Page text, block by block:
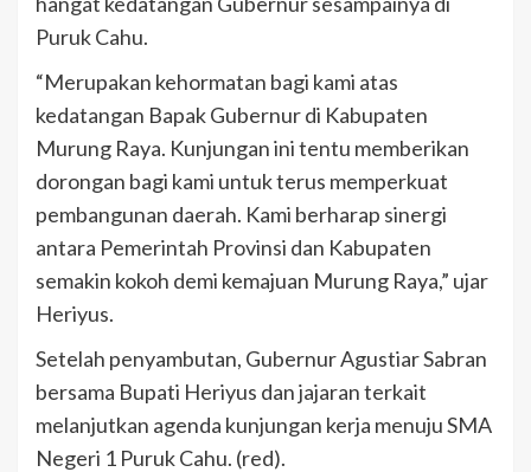
Puruk Cahu.
“Merupakan kehormatan bagi kami atas
kedatangan Bapak Gubernur di Kabupaten
Murung Raya. Kunjungan ini tentu memberikan
dorongan bagi kami untuk terus memperkuat
pembangunan daerah. Kami berharap sinergi
antara Pemerintah Provinsi dan Kabupaten
semakin kokoh demi kemajuan Murung Raya,” ujar
Heriyus.
Setelah penyambutan, Gubernur Agustiar Sabran
bersama Bupati Heriyus dan jajaran terkait
melanjutkan agenda kunjungan kerja menuju SMA
Negeri 1 Puruk Cahu. (red).